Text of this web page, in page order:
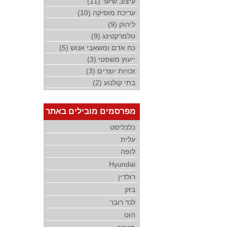
עריכת מוסיקה (10)
ליהוק (9)
טלמרקטינג (9)
כח אדם ומשאבי אנוש (5)
ייעוץ משפטי (3)
זכויות יוצרים (3)
בתי קולנוע (2)
מפרסמים מובילים באתר
כלכליסט
עלית
לופה
Hyundai
רולדין
בזק
לנד רובר
הוט